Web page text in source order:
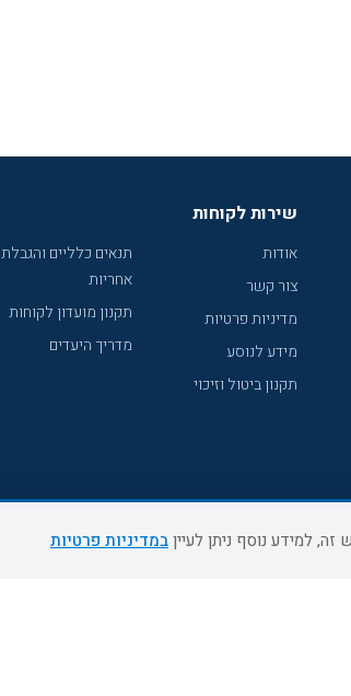
שירות לקוחות
אודות
צור קשר
מדיניות פרטיות
מידע לנוסע
תקנון ביטול וזיכוי
תנאים כלליים והגבלת
אחריות
תקנון מועדון לקוחות
מדריך היעדים
במדיניות פרטיות